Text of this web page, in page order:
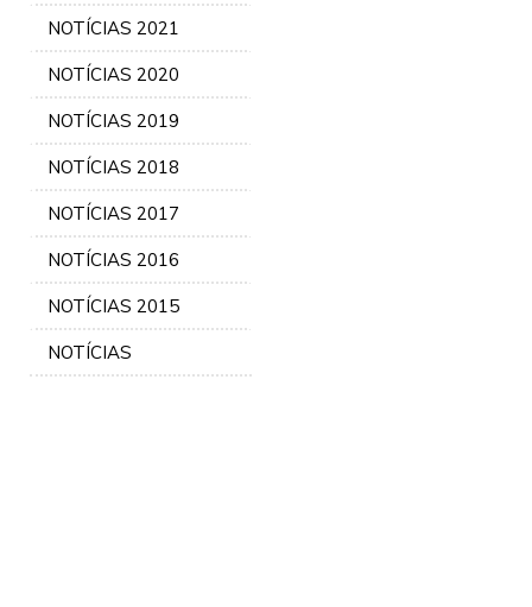
NOTÍCIAS 2021
NOTÍCIAS 2020
NOTÍCIAS 2019
NOTÍCIAS 2018
NOTÍCIAS 2017
NOTÍCIAS 2016
NOTÍCIAS 2015
NOTÍCIAS